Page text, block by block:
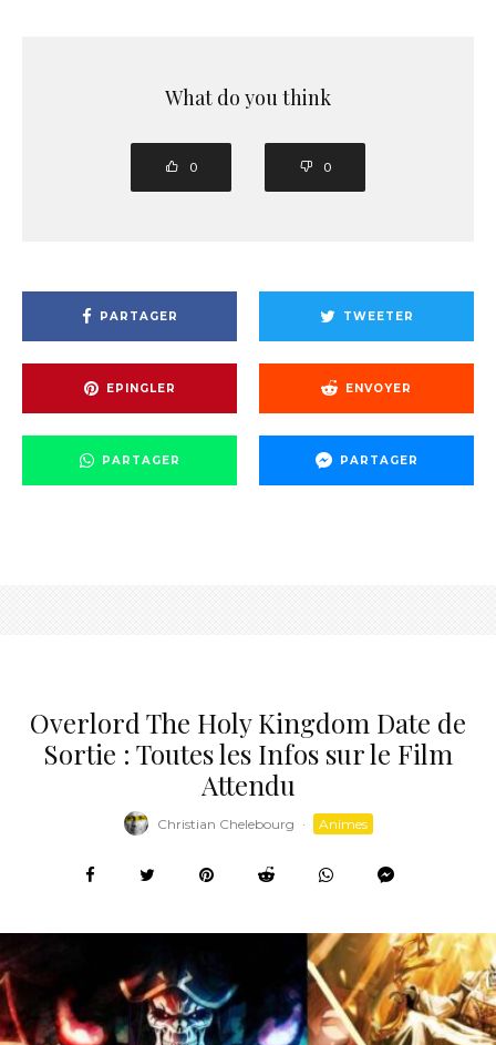
What do you think
0 0
PARTAGER TWEETER
EPINGLER ENVOYER
PARTAGER PARTAGER
Overlord The Holy Kingdom Date de
Sortie : Toutes les Infos sur le Film
Attendu
Christian Chelebourg · Animes